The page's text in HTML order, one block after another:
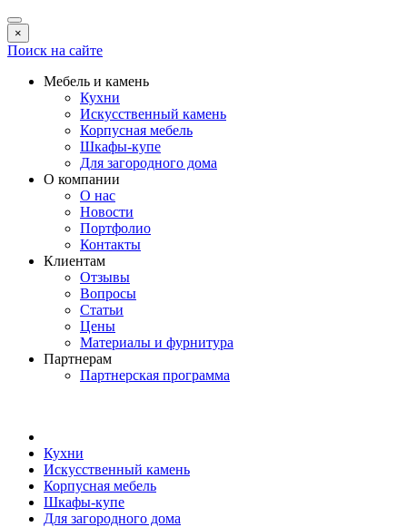
×
Поиск на сайте
Мебель и камень
Кухни
Искусственный камень
Корпусная мебель
Шкафы-купе
Для загородного дома
О компании
О нас
Новости
Портфолио
Контакты
Клиентам
Отзывы
Вопросы
Статьи
Цены
Материалы и фурнитура
Партнерам
Партнерская программа
Кухни
Искусственный камень
Корпусная мебель
Шкафы-купе
Для загородного дома